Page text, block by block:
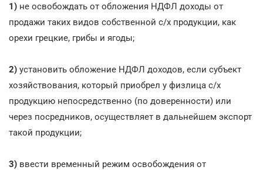
1) не освобождать от обложения НДФЛ доходы от
продажи таких видов собственной с/х продукции, как
орехи грецкие, грибы и ягоды;
2) установить обложение НДФЛ доходов, если субъект
хозяйствования, который приобрел у физлица с/х
продукцию непосредственно (по доверенности) или
через посредников, осуществляет в дальнейшем экспорт
такой продукции;
3) ввести временный режим освобождения от